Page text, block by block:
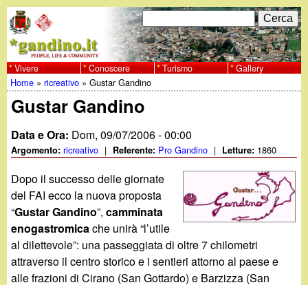
al
contenuto
principale
w
w
w
.
g
a
n
F
o
r
m
d
r
i
c
e
C
e
r
c
a
Vivere Conoscere Turismo Gallery
Tu
sei
qui
Home »ricreativo »Gustar Gandino
Gustar Gandino
Data e Ora: Dom, 09/07/2006 - 00:00
Argomento:ricreativo | Referente: Pro Gandino | Letture: 1860
Dopo il successo delle giornate
del FAI ecco la nuova proposta
“Gustar Gandino”,camminata
enogastromicache unirà “l’utile
al dilettevole”: una passeggiata di oltre 7 chilometri
attraverso il centro storico e i sentieri attorno al paese e
alle frazioni di Cirano (San Gottardo) e Barzizza (San